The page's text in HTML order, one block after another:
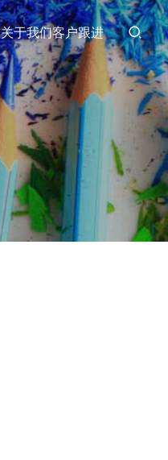
关于我们客户跟进